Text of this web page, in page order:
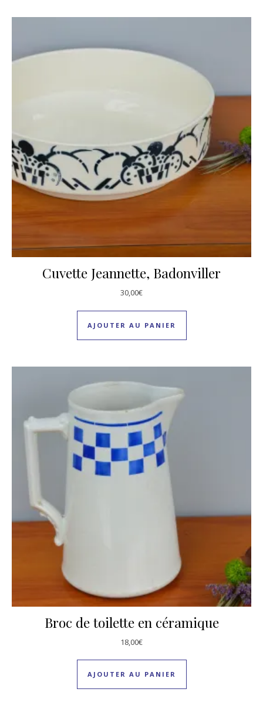
Cuvette Jeannette, Badonviller
30,00€
AJOUTER AU PANIER
Broc de toilette en céramique
18,00€
AJOUTER AU PANIER